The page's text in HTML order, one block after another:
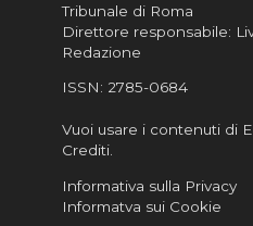
Tribunale di Roma
Direttore responsabile:
Redazione
ISSN: 2785-0684
Vuoi usare i contenuti di
Crediti.
Informativa sulla Privacy
Informatva sui Cookie